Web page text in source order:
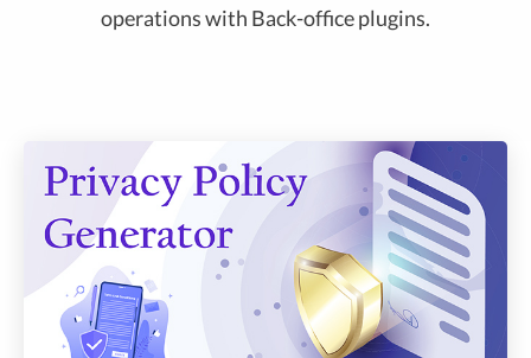
operations with Back-office plugins.